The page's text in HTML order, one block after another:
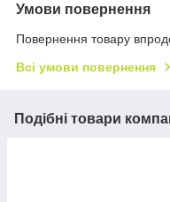
Умови повернення
Повернення товару
Всі умови повернення
Подібні товари